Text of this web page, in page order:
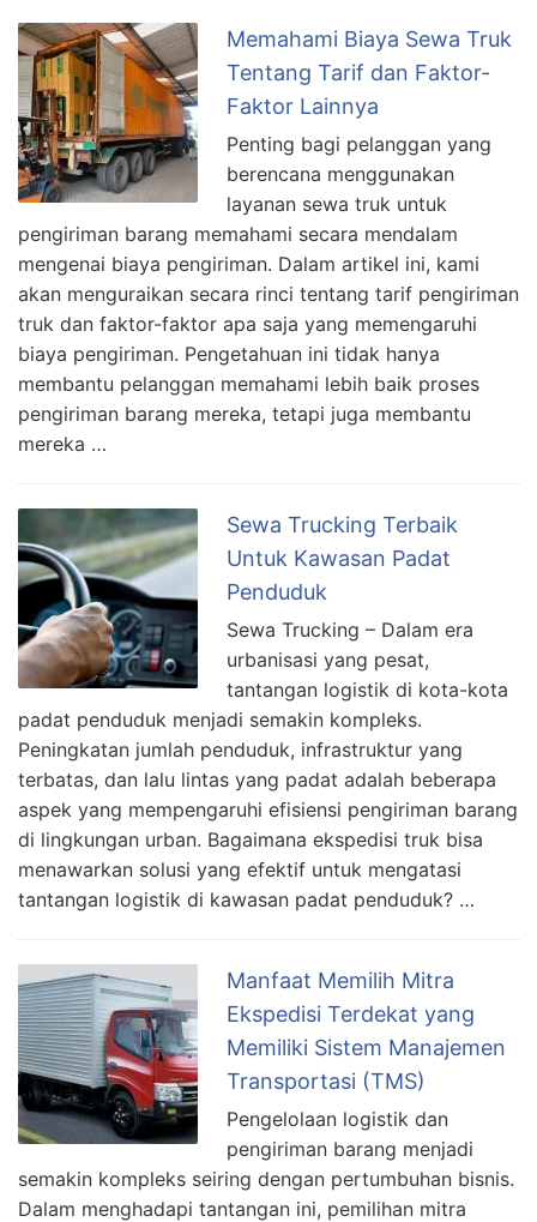
Memahami Biaya Sewa Truk
Tentang Tarif dan Faktor-
Faktor Lainnya
Penting bagi pelanggan yang
berencana menggunakan
layanan sewa truk untuk
pengiriman barang memahami secara mendalam
mengenai biaya pengiriman. Dalam artikel ini, kami
akan menguraikan secara rinci tentang tarif pengiriman
truk dan faktor-faktor apa saja yang memengaruhi
biaya pengiriman. Pengetahuan ini tidak hanya
membantu pelanggan memahami lebih baik proses
pengiriman barang mereka, tetapi juga membantu
mereka …
Sewa Trucking Terbaik
Untuk Kawasan Padat
Penduduk
Sewa Trucking – Dalam era
urbanisasi yang pesat,
tantangan logistik di kota-kota
padat penduduk menjadi semakin kompleks.
Peningkatan jumlah penduduk, infrastruktur yang
terbatas, dan lalu lintas yang padat adalah beberapa
aspek yang mempengaruhi efisiensi pengiriman barang
di lingkungan urban. Bagaimana ekspedisi truk bisa
menawarkan solusi yang efektif untuk mengatasi
tantangan logistik di kawasan padat penduduk? …
Manfaat Memilih Mitra
Ekspedisi Terdekat yang
Memiliki Sistem Manajemen
Transportasi (TMS)
Pengelolaan logistik dan
pengiriman barang menjadi
semakin kompleks seiring dengan pertumbuhan bisnis.
Dalam menghadapi tantangan ini, pemilihan mitra